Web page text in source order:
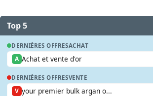
Top 5
DERNIÈRES OFFRESACHAT
A Achat et vente d'or
DERNIÈRES OFFRESVENTE
V your premier bulk argan o...